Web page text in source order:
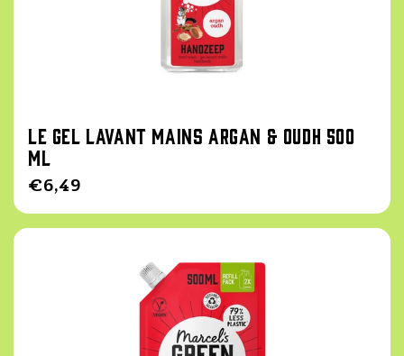
Le Gel lavant mains Argan & Oudh 500
ml
Prix
€6,49